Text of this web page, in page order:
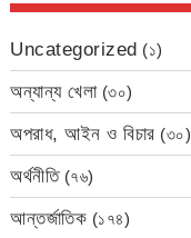
Uncategorized (১)
অন্যান্য খেলা(৩০)
অপরাধ, আইন ও বিচার (৩০)
অর্থনীতি(৭৬)
আন্তর্জাতিক (১৭৪)